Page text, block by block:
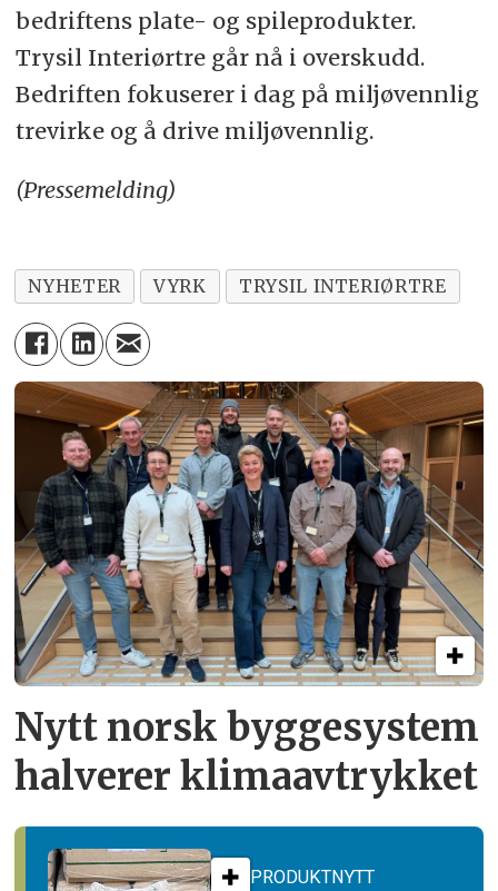
bedriftens plate- og spileprodukter.
Trysil Interiørtre går nå i overskudd.
Bedriften fokuserer i dag på miljøvennlig
trevirke og å drive miljøvennlig.
(Pressemelding)
NYHETER VYRK TRYSIL INTERIØRTRE
Nytt norsk byggesystem
halverer klimaavtrykket
PRODUKTNYTT